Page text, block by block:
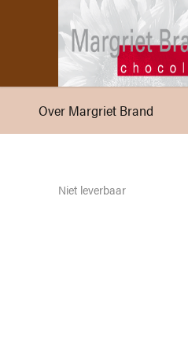
Over Margriet Brand
Niet leverbaar